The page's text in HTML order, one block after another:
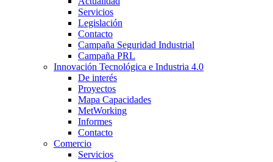
Servicios
Legislación
Contacto
Campaña Seguridad Industrial
Campaña PRL
Innovación Tecnológica e Industria 4.0
De interés
Proyectos
Mapa Capacidades
MetWorking
Informes
Contacto
Comercio
Servicios